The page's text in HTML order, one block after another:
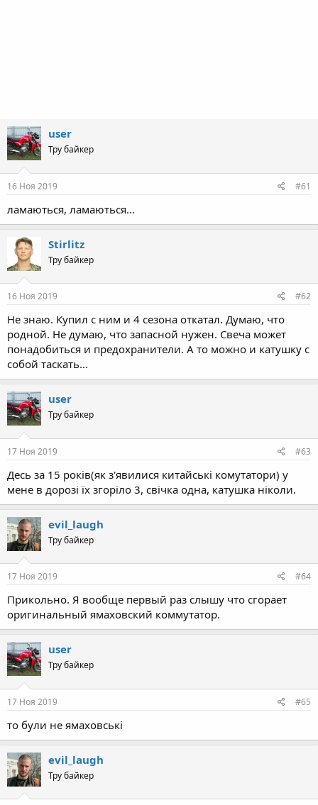
user
Тру байкер
16 Ноя 2019 #61
ламаються, ламаються...
Stirlitz
Тру байкер
16 Ноя 2019 #62
Не знаю. Купил с ним и 4 сезона откатал. Думаю, что
родной. Не думаю, что запасной нужен. Свеча может
понадобиться и предохранители. А то можно и катушку с
собой таскать...
user
Тру байкер
17 Ноя 2019 #63
Десь за 15 років(як з'явилися китайські комутатори) у
мене в дорозі їх згоріло 3, свічка одна, катушка ніколи.
evil_laugh
Тру байкер
17 Ноя 2019 #64
Прикольно. Я вообще первый раз слышу что сгорает
оригинальный ямаховский коммутатор.
user
Тру байкер
17 Ноя 2019 #65
то були не ямаховські
evil_laugh
Тру байкер